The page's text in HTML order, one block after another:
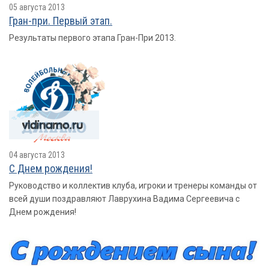
05 августа 2013
Гран-при. Первый этап.
Результаты первого этапа Гран-При 2013.
04 августа 2013
С Днем рождения!
Руководство и коллектив клуба, игроки и тренеры команды от
всей души поздравляют Лаврухина Вадима Сергеевича с
Днем рождения!